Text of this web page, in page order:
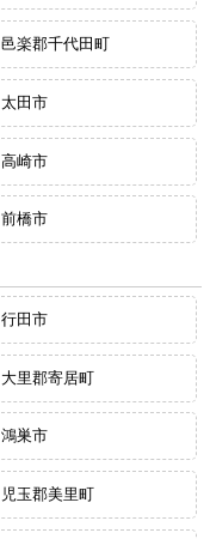
邑楽郡千代田町
太田市
高崎市
前橋市
行田市
大里郡寄居町
鴻巣市
児玉郡美里町